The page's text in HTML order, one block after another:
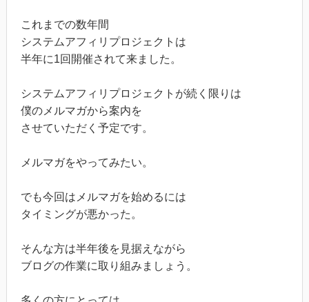
これまでの数年間
システムアフィリプロジェクトは
半年に1回開催されて来ました。
システムアフィリプロジェクトが続く限りは
僕のメルマガから案内を
させていただく予定です。
メルマガをやってみたい。
でも今回はメルマガを始めるには
タイミングが悪かった。
そんな方は半年後を見据えながら
ブログの作業に取り組みましょう。